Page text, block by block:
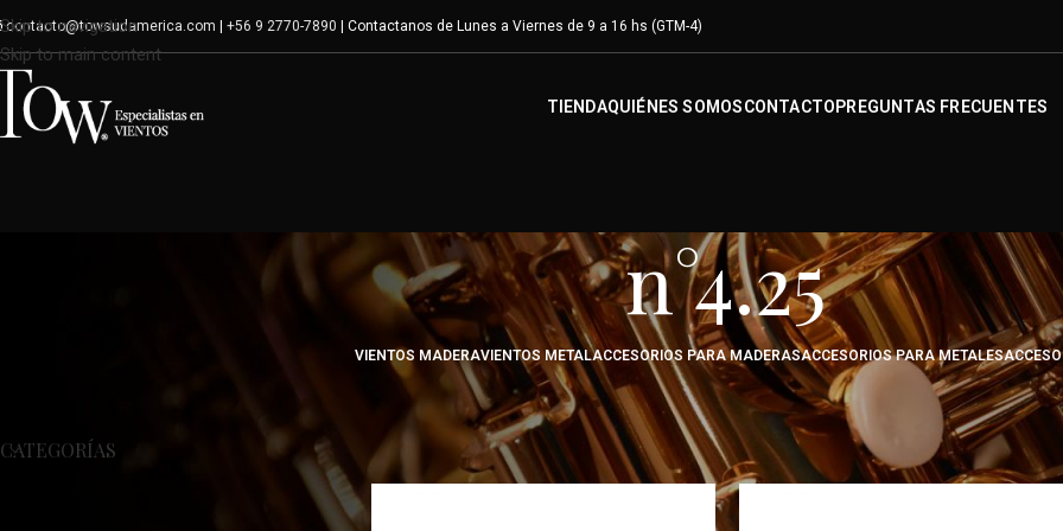
Skip to navigation
Skip to main content
contacto@towsudamerica.com +56 9 2770-7890 | Contactanos de Lunes a Viernes de 9 a 16 hs (GTM-4)
TIENDAQUIÉNES SOMOSCONTACTOPREGUNTAS FRECUENTES
n°4.25
VIENTOS MADERAVIENTOS METALACCESORIOS PARA MADERASACCESORIOS PARA METALES
CATEGORÍAS
Inicio/ Variante del producto /n°4.25